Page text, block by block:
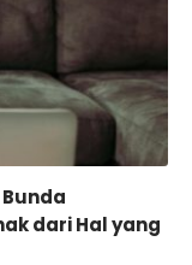
dari Hal yang